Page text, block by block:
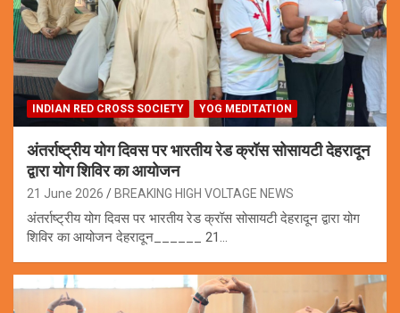
INDIAN RED CROSS SOCIETY YOG MEDITATION
अंतर्राष्ट्रीय योग दिवस पर भारतीय रेड क्रॉस सोसायटी देहरादून
द्वारा योग शिविर का आयोजन
21 June 2026 BREAKING HIGH VOLTAGE NEWS
अंतर्राष्ट्रीय योग दिवस पर भारतीय रेड क्रॉस सोसायटी देहरादून द्वारा योग
शिविर का आयोजन देहरादून______ 21…